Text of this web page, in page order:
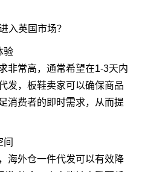
入英国市场？
验
非常高，通常希望在1-3天内
发，板鞋卖家可以确保商品
消费者的即时需求，从而提
间
海外仓一件代发可以有效降